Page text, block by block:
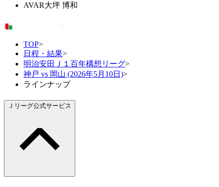
AVAR大坪 博和
TOP>
日程・結果>
明治安田Ｊ１百年構想リーグ>
神戸 vs 岡山 (2026年5月10日)>
ラインナップ
Ｊリーグ公式サービス